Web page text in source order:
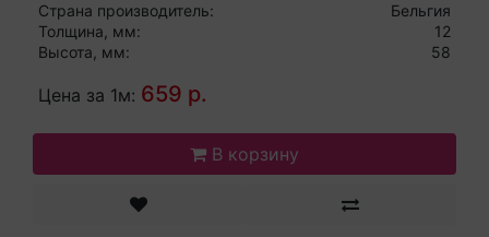
Страна производитель:
Бельгия
Толщина, мм:
12
Высота, мм:
58
Цена за 1м: 659 р.
В корзину